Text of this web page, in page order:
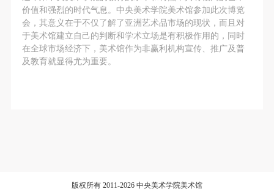
价值和强烈的时代气息。中央美术学院美术馆参加此次博览
会，其意义在于不仅了解了亚洲艺术品市场的现状，而且对
于美术馆建立自己的判断和学术立场是有积极作用的，同时
在全球市场经济下，美术馆作为非赢利机构宣传、推广及普
及教育就显得尤为重要。
参加本次活动者必须遵守中华人民共和国的相关法
律、法规，必须遵循道德和社会公德规范，并应该具
备以人为本、团结友爱、互相帮助和助人为乐的良好
品质。
参加本次活动者必须遵守中华人民共和国的相关法
律、法规，必须遵循道德和社会公德规范，并应该具
备以人为本、团结友爱、互相帮助和助人为乐的良好
品质。
参加本次活动者必须遵守中华人民共和国的相关法
律、法规，必须遵循道德和社会公德规范，并应该具
备以人为本、团结友爱、互相帮助和助人为乐的良好
品质。
版权所有 2011-2026 中央美术学院美术馆
可使用雅昌艺术网会员账户登录